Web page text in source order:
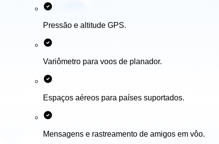
Pressão e altitude GPS.
Variômetro para voos de planador.
Espaços aéreos para países suportados.
Mensagens e rastreamento de amigos em vôo.